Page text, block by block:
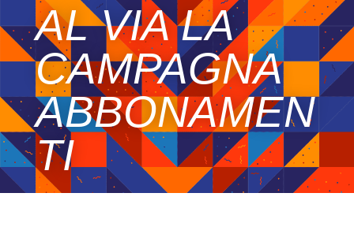
AL VIA LA
CAMPAGNA
ABBONAMEN
TI